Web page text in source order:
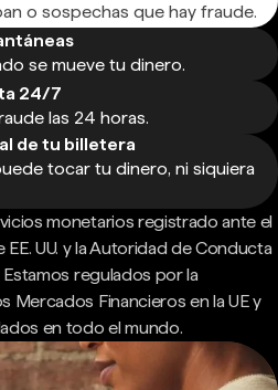
o sospechas que hay fraude.
se mueve tu dinero.
24/7
las 24 horas.
de tu billetera
tocar tu dinero, ni siquiera
monetarios registrado ante el
UU. y la Autoridad de Conducta
Estamos regulados por la
Mercados Financieros en la UE y
en todo el mundo.